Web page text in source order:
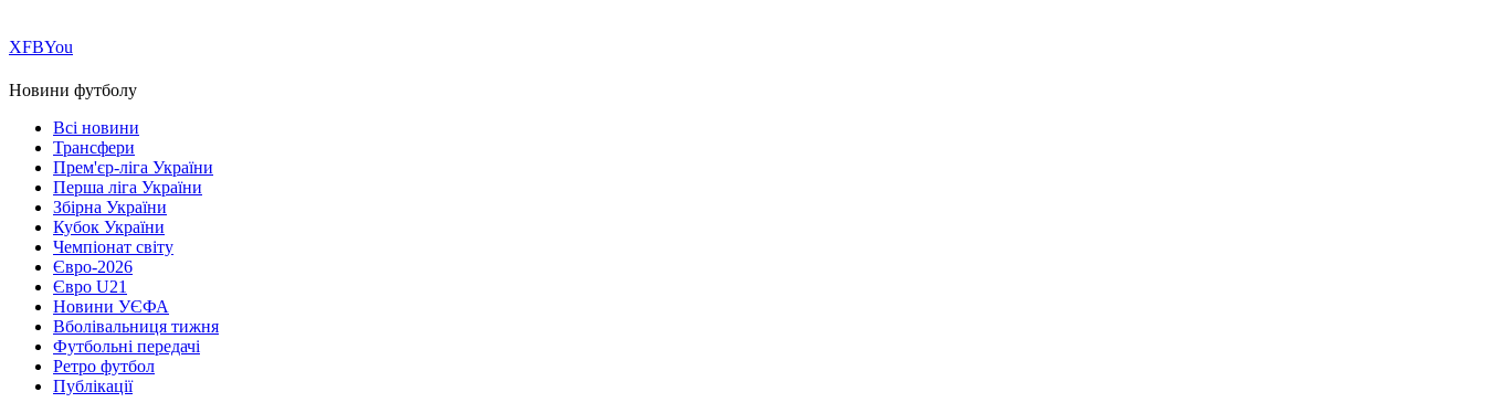
ХFBYou
Новини футболу
Всі новини
Трансфери
Прем'єр-ліга України
Перша ліга України
Збірна України
Кубок України
Чемпіонат світу
Євро-2026
Євро U21
Новини УЄФА
Вболівальниця тижня
Футбольні передачі
Ретро футбол
Публікації